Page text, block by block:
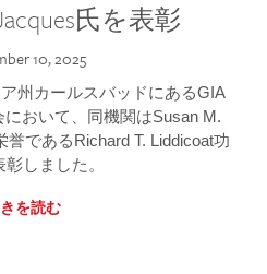
氏を表彰
10, 2025
州カールスバッドにあるGIA
おいて、同機関はSusan M.
であるRichard T. Liddicoat功
しました。
を読む